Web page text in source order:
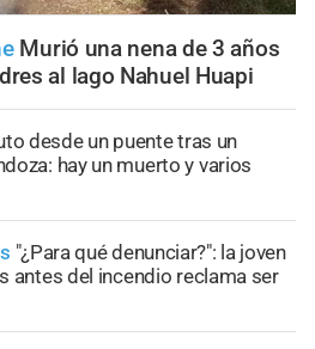
Murió una nena de 3 años
al lago Nahuel Huapi
desde un puente tras un
hay un muerto y varios
"¿Para qué denunciar?": la joven
antes del incendio reclama ser